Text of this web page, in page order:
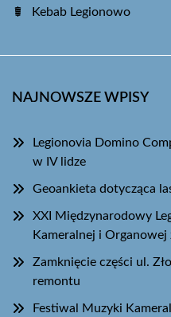
Kebab Legionowo
NAJNOWSZE WPISY
Legionovia Domino
w IV lidze
Geoankieta dotycząca
XXI Międzynarodowy
Kameralnej i Organowej
Zamknięcie części ul.
remontu
Festiwal Muzyki